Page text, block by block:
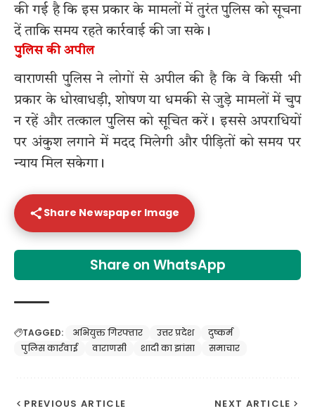
की गई है कि इस प्रकार के मामलों में तुरंत पुलिस को सूचना
दें ताकि समय रहते कार्रवाई की जा सके।
पुलिस की अपील
वाराणसी पुलिस ने लोगों से अपील की है कि वे किसी भी
प्रकार के धोखाधड़ी, शोषण या धमकी से जुड़े मामलों में चुप
न रहें और तत्काल पुलिस को सूचित करें। इससे अपराधियों
पर अंकुश लगाने में मदद मिलेगी और पीड़ितों को समय पर
न्याय मिल सकेगा।
Share Newspaper Image
Share on WhatsApp
TAGGED: अभियुक्त गिरफ्तार उत्तर प्रदेश
दुष्कर्म
पुलिस कार्रवाई
वाराणसी शादी का झांसा समाचार
PREVIOUS ARTICLE NEXT ARTICLE